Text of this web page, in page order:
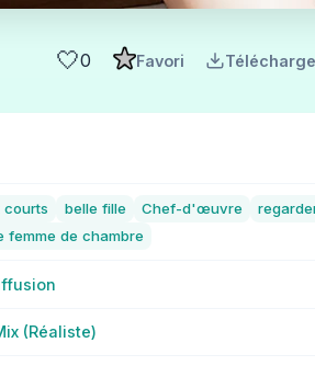
🤍0 Favori
courts belle fille Chef-d'œuvre
femme de chambre
(Réaliste)